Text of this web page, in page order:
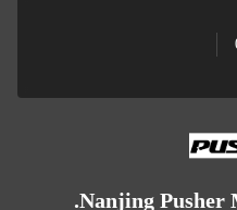
Nanjing Pusher